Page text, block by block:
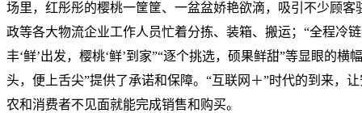
场里，红彤彤的樱桃一筐筐、一盆盆娇艳欲滴，吸引不少顾客
政等各大物流企业工作人员忙着分拣、装箱、搬运；“全程冷
丰‘鲜’出发，樱桃‘鲜’到家”“逐个挑选，硕果鲜甜”等显眼的横
头，便上舌尖”提供了承诺和保障。“互联网＋”时代的到来，
农和消费者不见面就能完成销售和购买。